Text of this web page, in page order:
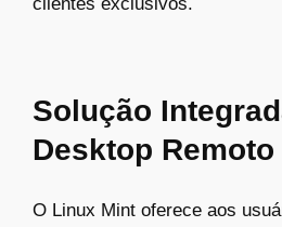
Solução
Desktop Remoto
O Linux Mint oferece aos